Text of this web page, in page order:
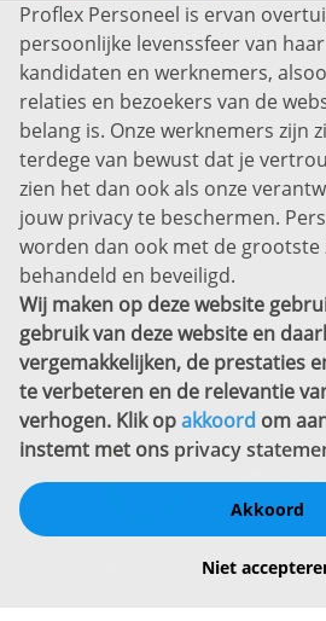
Info@proflexpersoneel.nl
Bel ons:+31 (0)85 0450040
Prins Willem-Alexanderlaan 301
7311 SW Apeldoorn
Disclaimer
Privacyverklaring
Sitemap
Copyright
Bekijk ook eens
Proflex Personeel is ervan
persoonlijke levenssfeer van
kandidaten en werknemers,
relaties en bezoekers van de
belang is. Onze werknemers zijn
terdege van bewust dat je
zien het dan ook als onze
jouw privacy te beschermen.
worden dan ook met de grootste
behandeld en beveiligd.
Wij maken op deze website
gebruik van deze website en
vergemakkelijken, de prestaties
te verbeteren en de relevantie
verhogen. Klik opakkoord om
instemt met ons privacy
Akkoord
Niet